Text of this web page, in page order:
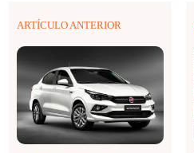
ARTÍCULO ANTERIOR